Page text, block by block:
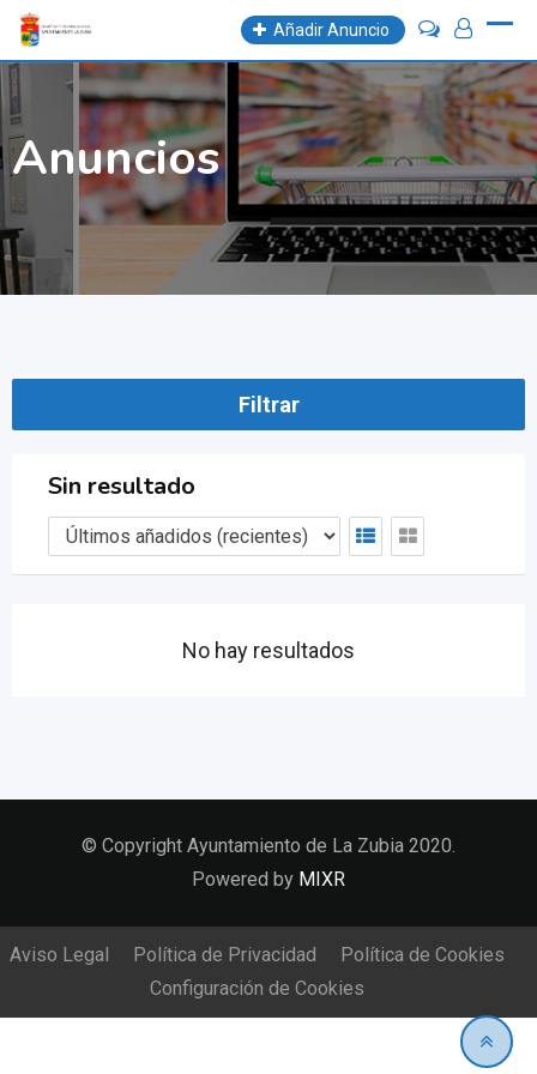
Skip
content
Añadir Anuncio
Anuncios
Filtrar
Sin resultado
No hay resultados
© Copyright Ayuntamiento de La Zubia 2020.
Powered by MIXR
Aviso Legal Política de Privacidad
Política de Cookies
Configuración de Cookies